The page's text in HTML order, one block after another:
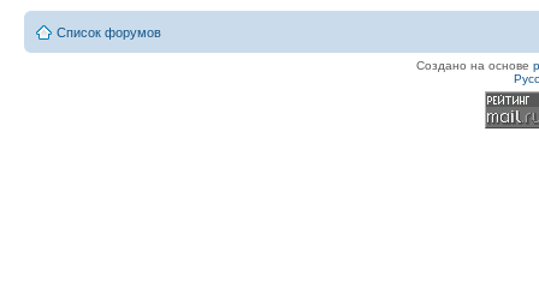
Список форумов
Создано на основе